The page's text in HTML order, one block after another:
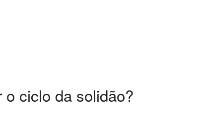
o ciclo da solidão?